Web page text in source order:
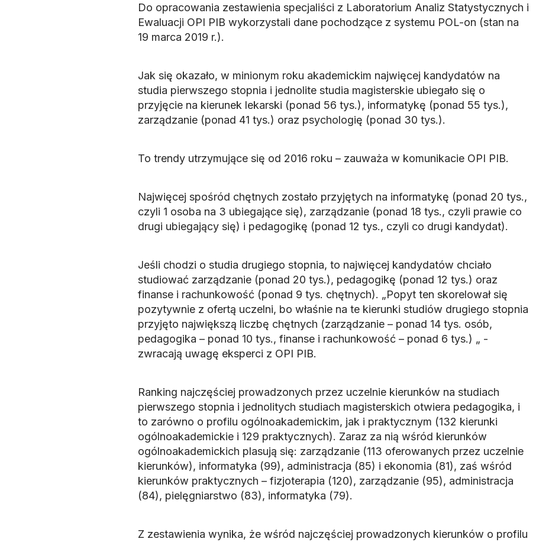
Do opracowania zestawienia specjaliści z Laboratorium Analiz Statystycznych i
Ewaluacji OPI PIB wykorzystali dane pochodzące z systemu POL-on (stan na
19 marca 2019 r.).
Jak się okazało, w minionym roku akademickim najwięcej kandydatów na
studia pierwszego stopnia i jednolite studia magisterskie ubiegało się o
przyjęcie na kierunek lekarski (ponad 56 tys.), informatykę (ponad 55 tys.),
zarządzanie (ponad 41 tys.) oraz psychologię (ponad 30 tys.).
To trendy utrzymujące się od 2016 roku – zauważa w komunikacie OPI PIB.
Najwięcej spośród chętnych zostało przyjętych na informatykę (ponad 20 tys.,
czyli 1 osoba na 3 ubiegające się), zarządzanie (ponad 18 tys., czyli prawie co
drugi ubiegający się) i pedagogikę (ponad 12 tys., czyli co drugi kandydat).
Jeśli chodzi o studia drugiego stopnia, to najwięcej kandydatów chciało
studiować zarządzanie (ponad 20 tys.), pedagogikę (ponad 12 tys.) oraz
finanse i rachunkowość (ponad 9 tys. chętnych). „Popyt ten skorelował się
pozytywnie z ofertą uczelni, bo właśnie na te kierunki studiów drugiego stopnia
przyjęto największą liczbę chętnych (zarządzanie – ponad 14 tys. osób,
pedagogika – ponad 10 tys., finanse i rachunkowość – ponad 6 tys.) „ -
zwracają uwagę eksperci z OPI PIB.
Ranking najczęściej prowadzonych przez uczelnie kierunków na studiach
pierwszego stopnia i jednolitych studiach magisterskich otwiera pedagogika, i
to zarówno o profilu ogólnoakademickim, jak i praktycznym (132 kierunki
ogólnoakademickie i 129 praktycznych). Zaraz za nią wśród kierunków
ogólnoakademickich plasują się: zarządzanie (113 oferowanych przez uczelnie
kierunków), informatyka (99), administracja (85) i ekonomia (81), zaś wśród
kierunków praktycznych – fizjoterapia (120), zarządzanie (95), administracja
(84), pielęgniarstwo (83), informatyka (79).
Z zestawienia wynika, że wśród najczęściej prowadzonych kierunków o profilu